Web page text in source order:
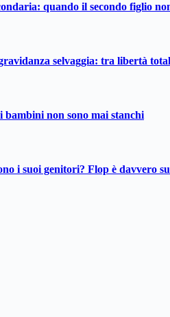
quando il secondo figlio
selvaggia: tra libertà
bambini non sono mai stanchi
i suoi genitori? Flop è davvero